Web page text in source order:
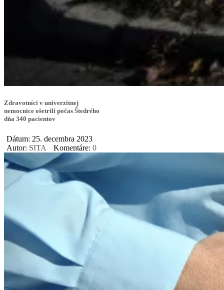
Zdravotníci v univerzitnej
nemocnice ošetrili počas Štedrého
dňa 340 pacientov
Dátum: 25. decembra 2023
Autor: SITA Komentáre: 0